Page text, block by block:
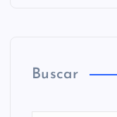
Buscar